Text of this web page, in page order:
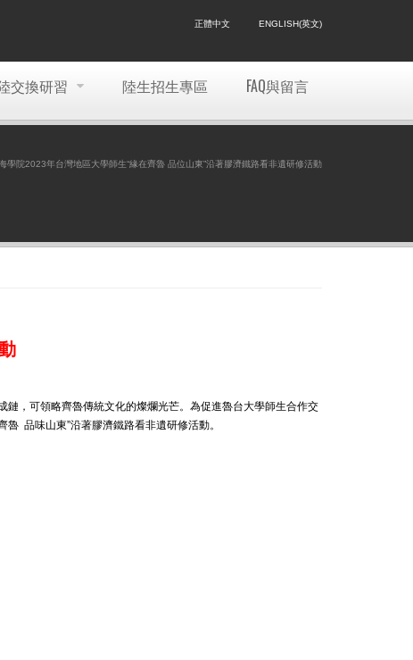
正體中文 ENGLISH(英文)
交換研習 陸生招生專區 FAQ與留言
學院2023年台灣地區大學師生“緣在齊魯 品位山東”沿著膠濟鐵路看非遺研修活動
鏈，可領略齊魯傳統文化的燦爛光芒。為促進魯台大學師生合作交
品味山東”沿著膠濟鐵路看非遺研修活動。